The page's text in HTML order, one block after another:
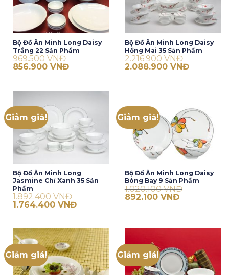
Bộ Đồ Ăn Minh Long Daisy
Trắng 22 Sản Phẩm
969.500VNĐ
Giá
gốc
856.900 VNĐGiá
856.900 VNĐ.
Bộ Đồ Ăn Minh Long Daisy
Hồng Mai 35 Sản Phẩm
2.216.900VNĐ
Giá
gốc
2.088.900 VNĐGiá
Giảm giá!
Bộ Đồ Ăn Minh Long
Jasmine Chỉ Xanh 35 Sản
Phẩm
1.892.400VNĐ
Giá
gốc
1.764.400 VNĐGiá
1.764.400 VNĐ.
Giảm giá!
Bộ Đồ Ăn Minh Long Daisy
Bóng Bay 9 Sản Phẩm
1.020.100VNĐ
Giá
gốc
892.100 VNĐGiá
Giảm giá! Giảm giá!